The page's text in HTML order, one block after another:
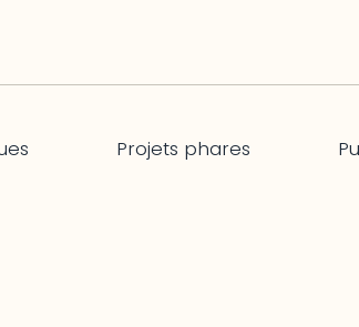
Projets phares